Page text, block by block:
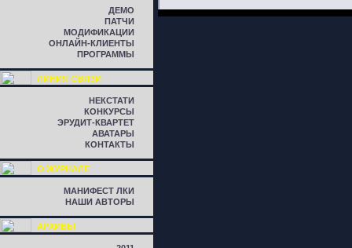
ДЕМО
ПАТЧИ
МОДИФИКАЦИИ
ОНЛАЙН-КЛИЕНТЫ
ПРОГРАММЫ
ЛИНИЯ СВЯЗИ
НЕКСТАТИ
КОНКУРСЫ
ЭРУДИТ-КВАРТЕТ
АВАТАРЫ
КОНТАКТЫ
О ЖУРНАЛЕ
МАНИФЕСТ ЛКИ
НАШИ АВТОРЫ
АРХИВЫ